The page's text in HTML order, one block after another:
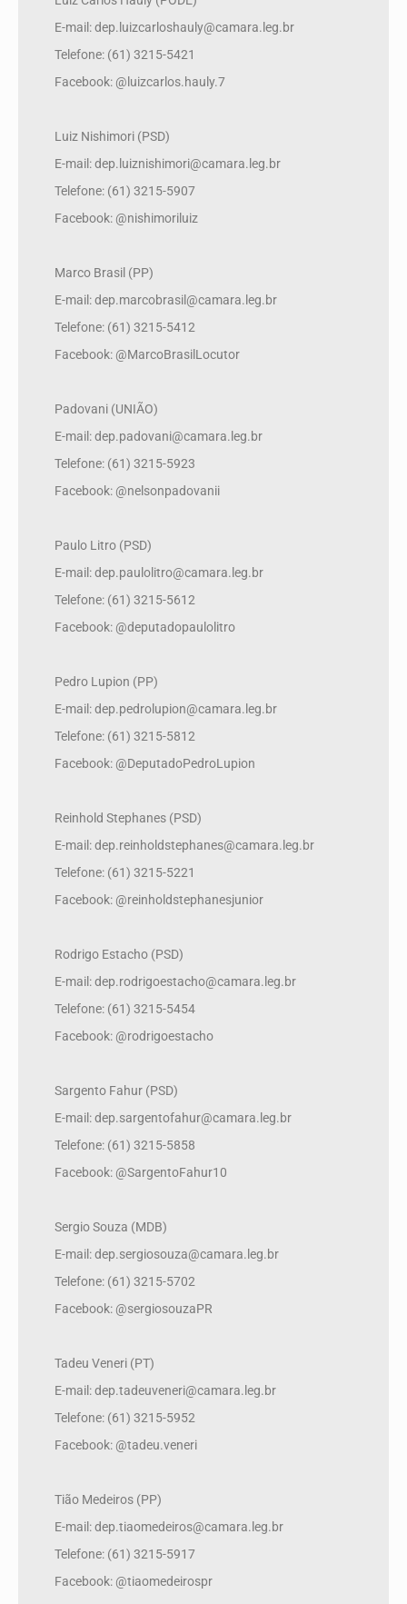
E-mail: dep.luizcarloshauly@camara.leg.br
Telefone: (61) 3215-5421
Facebook: @luizcarlos.hauly.7
Luiz Nishimori (PSD)
E-mail: dep.luiznishimori@camara.leg.br
Telefone: (61) 3215-5907
Facebook: @nishimoriluiz
Marco Brasil (PP)
E-mail: dep.marcobrasil@camara.leg.br
Telefone: (61) 3215-5412
Facebook: @MarcoBrasilLocutor
Padovani (UNIÃO)
E-mail: dep.padovani@camara.leg.br
Telefone: (61) 3215-5923
Facebook: @nelsonpadovanii
Paulo Litro (PSD)
E-mail: dep.paulolitro@camara.leg.br
Telefone: (61) 3215-5612
Facebook: @deputadopaulolitro
Pedro Lupion (PP)
E-mail: dep.pedrolupion@camara.leg.br
Telefone: (61) 3215-5812
Facebook: @DeputadoPedroLupion
Reinhold Stephanes (PSD)
E-mail: dep.reinholdstephanes@camara.leg.br
Telefone: (61) 3215-5221
Facebook: @reinholdstephanesjunior
Rodrigo Estacho (PSD)
E-mail: dep.rodrigoestacho@camara.leg.br
Telefone: (61) 3215-5454
Facebook: @rodrigoestacho
Sargento Fahur (PSD)
E-mail: dep.sargentofahur@camara.leg.br
Telefone: (61) 3215-5858
Facebook: @SargentoFahur10
Sergio Souza (MDB)
E-mail: dep.sergiosouza@camara.leg.br
Telefone: (61) 3215-5702
Facebook: @sergiosouzaPR
Tadeu Veneri (PT)
E-mail: dep.tadeuveneri@camara.leg.br
Telefone: (61) 3215-5952
Facebook: @tadeu.veneri
Tião Medeiros (PP)
E-mail: dep.tiaomedeiros@camara.leg.br
Telefone: (61) 3215-5917
Facebook: @tiaomedeirospr